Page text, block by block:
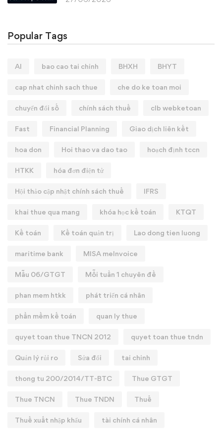
Popular Tags
AI bao cao tai chinh BHXH BHYT
cap nhat chinh sach thue che do ke toan moi
chuyển đổi số chính sách thuế clb webketoan
Fast Financial Planning Giao dịch liên kết
hoa don Hoi thao va dao tao hoạch định tccn
HTKK hóa đơn điện tử
Hội thảo cập nhật chính sách thuế IFRS
khai thue qua mang khóa học kế toán KTQT
Kế toán Kế toán quản trị Lao dong tien luong
maritime bank MISA meInvoice
Mẫu 06/GTGT Mỗi tuần 1 chuyên đề
phan mem htkk phát triển cá nhân
phần mềm kế toán quan ly thue
quyet toan thue TNCN 2012 quyet toan thue tndn
Quản lý rủi ro Sửa đổi tai chinh
thong tu 200/2014/TT-BTC Thue GTGT
Thue TNCN Thue TNDN Thuế
Thuế xuất nhập khẩu tài chính cá nhân